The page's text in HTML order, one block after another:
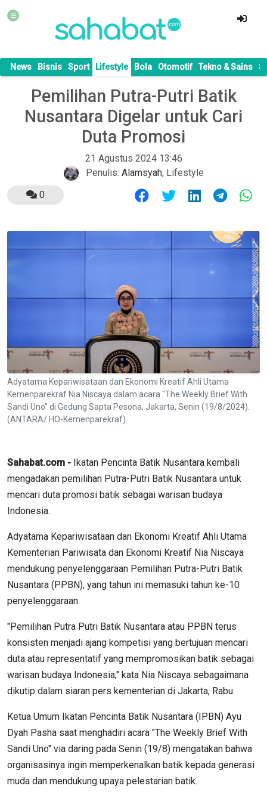
News Bisnis Sport Lifestyle Bola Otomotif Tekno & Sains
Pemilihan Putra-Putri Batik
Nusantara Digelar untuk Cari
Duta Promosi
21 Agustus 2024 13:46
Penulis: Alamsyah, Lifestyle
0
Adyatama Kepariwisataan dan Ekonomi Kreatif Ahli Utama
Kemenparekraf Nia Niscaya dalam acara "The Weekly Brief With
Sandi Uno" di Gedung Sapta Pesona, Jakarta, Senin (19/8/2024).
(ANTARA/ HO-Kemenparekraf)
Sahabat.com - Ikatan Pencinta Batik Nusantara kembali
mengadakan pemilihan Putra-Putri Batik Nusantara untuk
mencari duta promosi batik sebagai warisan budaya
Indonesia.
Adyatama Kepariwisataan dan Ekonomi Kreatif Ahli Utama
Kementerian Pariwisata dan Ekonomi Kreatif Nia Niscaya
mendukung penyelenggaraan Pemilihan Putra-Putri Batik
Nusantara (PPBN), yang tahun ini memasuki tahun ke-10
penyelenggaraan.
"Pemilihan Putra Putri Batik Nusantara atau PPBN terus
konsisten menjadi ajang kompetisi yang bertujuan mencari
duta atau representatif yang mempromosikan batik sebagai
warisan budaya Indonesia," kata Nia Niscaya sebagaimana
dikutip dalam siaran pers kementerian di Jakarta, Rabu.
Ketua Umum Ikatan Pencinta Batik Nusantara (IPBN) Ayu
Dyah Pasha saat menghadiri acara "The Weekly Brief With
Sandi Uno" via daring pada Senin (19/8) mengatakan bahwa
organisasinya ingin memperkenalkan batik kepada generasi
muda dan mendukung upaya pelestarian batik.